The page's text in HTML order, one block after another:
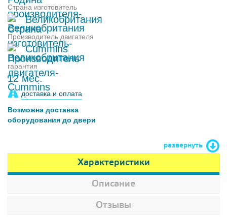
Страна изготовитель
Великобритания
Производитель двигателя
Cummins
гарантия
12 мес.
доставка и оплата
Возможна доставка
оборудования до двери
развернуть
Характеристики
Описание
Отзывы